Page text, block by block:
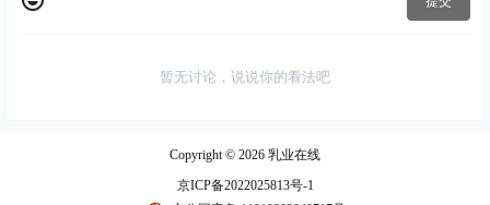
暂无讨论，说说你的看法吧
Copyright © 2026 乳业在线
京ICP备2022025813号-1